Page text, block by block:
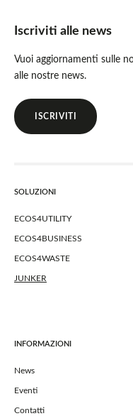
Iscriviti alle news
Vuoi aggiornamenti sulle
alle nostre news.
ISCRIVITI
SOLUZIONI
ECOS4UTILITY
ECOS4BUSINESS
ECOS4WASTE
JUNKER
INFORMAZIONI
News
Eventi
Contatti